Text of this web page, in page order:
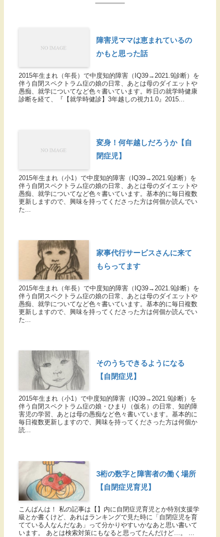
障害児ママは恵まれているの
かもと思った話
2015年生まれ（年長）で中度知的障害（IQ39→2021.9診断）を
伴う自閉スペクトラム症の娘の日常、あとは母のダイエットや
愚痴、就学についてなど色々書いています。昨日の就学時健康
診断を経て、『【就学時健診】3年越しの視力1.0』2015...
変身！何年越しだろうか【自
閉症児】
2015年生まれ（小1）で中度知的障害（IQ39→2021.9診断）を
伴う自閉スペクトラム症の娘の日常、あとは母のダイエットや
愚痴、就学についてなど色々書いています。基本的に毎日複数
更新しますので、興味を持ってくださった方は何個か読んでい
た...
家事代行サービスさんに来て
もらってます
2015年生まれ（年長）で中度知的障害（IQ39→2021.9診断）を
伴う自閉スペクトラム症の娘の日常、あとは母のダイエットや
愚痴、就学についてなど色々書いています。基本的に毎日複数
更新しますので、興味を持ってくださった方は何個か読んでい
た...
そのうちできるようになる
【自閉症児】
2015年生まれ（小1）で中度知的障害（IQ39→2021.9診断）を
伴う自閉スペクトラム症の娘・ひまり（仮名）の日常、知的障
害児の学習、あとは母の愚痴など色々書いています。基本的に
毎日複数更新しますので、興味を持ってくださった方は何個か
読...
3桁の数字と障害者の働く場所
【自閉症児育児】
こんばんは！ 私の記事は【】内に自閉症児育児とか特別支援学
級とか書くけど、あれはランキングで見た時に「自閉症児を育
てている人なんだなあ」って分かりやすいかなあと思い書いて
います。 あとは検索対策にもなると思ってたんだけど…。 ...